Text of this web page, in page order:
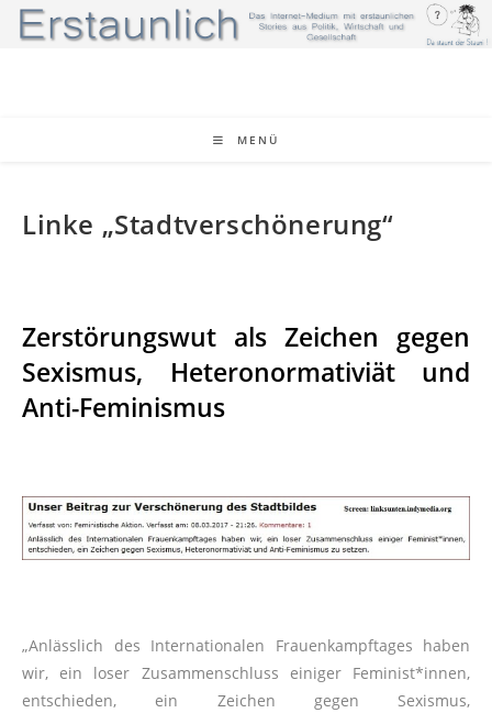
Zum
Inhalt
MENÜ
Linke „Stadtverschönerung“
Zerstörungswut als Zeichen gegen
Sexismus, Heteronormativiät und
Anti-Feminismus
„Anlässlich des Internationalen Frauenkampftages haben
wir, ein loser Zusammenschluss einiger Feminist*innen,
entschieden, ein Zeichen gegen Sexismus,